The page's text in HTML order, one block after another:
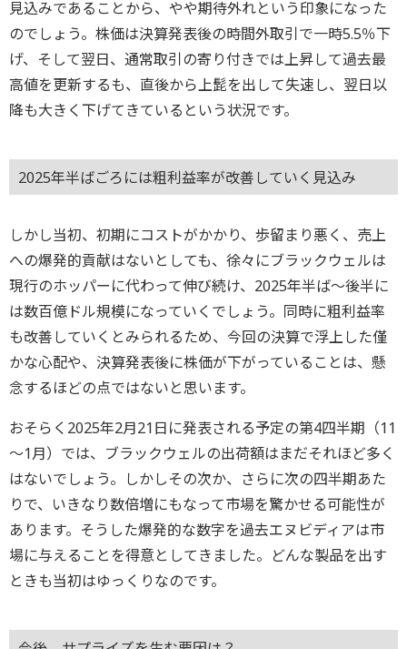
見込みであることから、やや期待外れという印象になった
のでしょう。株価は決算発表後の時間外取引で一時5.5％下
げ、そして翌日、通常取引の寄り付きでは上昇して過去最
高値を更新するも、直後から上髭を出して失速し、翌日以
降も大きく下げてきているという状況です。
2025年半ばごろには粗利益率が改善していく見込み
しかし当初、初期にコストがかかり、歩留まり悪く、売上
への爆発的貢献はないとしても、徐々にブラックウェルは
現行のホッパーに代わって伸び続け、2025年半ば～後半に
は数百億ドル規模になっていくでしょう。同時に粗利益率
も改善していくとみられるため、今回の決算で浮上した僅
かな心配や、決算発表後に株価が下がっていることは、懸
念するほどの点ではないと思います。
おそらく2025年2月21日に発表される予定の第4四半期（11
～1月）では、ブラックウェルの出荷額はまだそれほど多く
はないでしょう。しかしその次か、さらに次の四半期あた
りで、いきなり数倍増にもなって市場を驚かせる可能性が
あります。そうした爆発的な数字を過去エヌビディアは市
場に与えることを得意としてきました。どんな製品を出す
ときも当初はゆっくりなのです。